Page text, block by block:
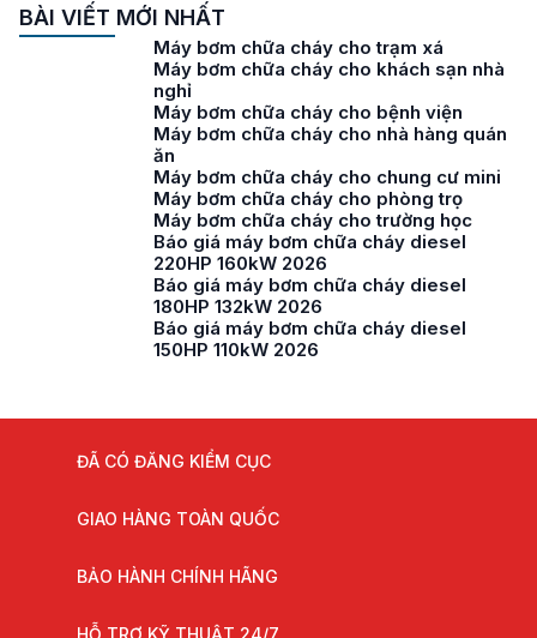
BÀI VIẾT MỚI NHẤT
Máy bơm chữa cháy cho trạm xá
Máy bơm chữa cháy cho khách sạn nhà
nghỉ
Máy bơm chữa cháy cho bệnh viện
Máy bơm chữa cháy cho nhà hàng quán
ăn
Máy bơm chữa cháy cho chung cư mini
Máy bơm chữa cháy cho phòng trọ
Máy bơm chữa cháy cho trường học
Báo giá máy bơm chữa cháy diesel
220HP 160kW 2026
Báo giá máy bơm chữa cháy diesel
180HP 132kW 2026
Báo giá máy bơm chữa cháy diesel
150HP 110kW 2026
ĐÃ CÓ ĐĂNG KIỂM CỤC
GIAO HÀNG TOÀN QUỐC
BẢO HÀNH CHÍNH HÃNG
HỖ TRỢ KỸ THUẬT 24/7